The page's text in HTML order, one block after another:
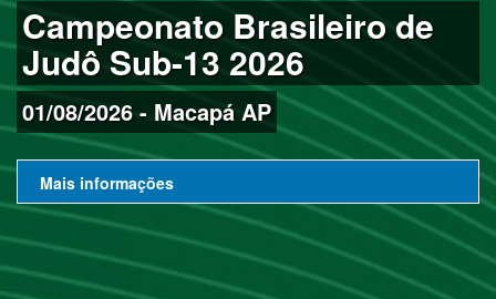
Campeonato Brasileiro de
Judô Sub-13 2026
01/08/2026 - Macapá AP
Mais informações